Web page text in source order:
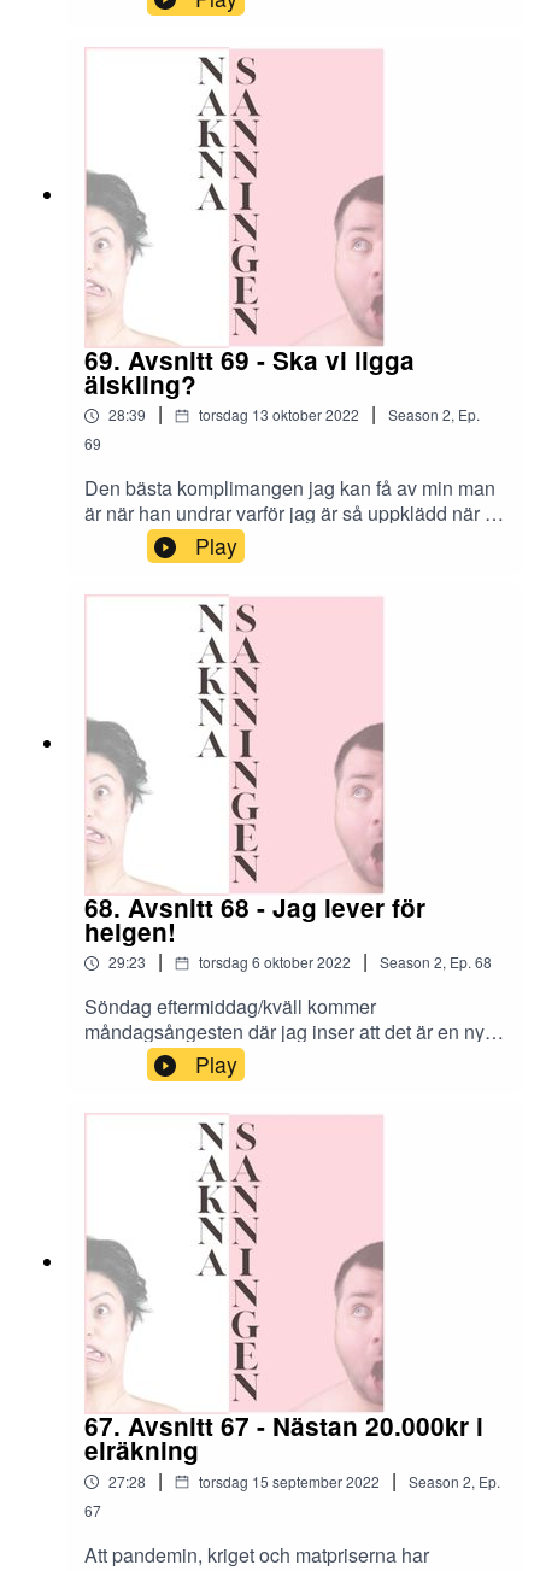
69. Avsnitt 69 - Ska vi ligga
älskling?
28:39 | torsdag 13 oktober 2022 | Season 2, Ep.
69
Den bästa komplimangen jag kan få av min man
är när han undrar varför jag är så uppklädd när vi
“bara” ska på fotbollsaktivteter. Jag vill visa upp
mig, få min man att se vilken kvinna jag är, känna
mig sexig och snygg, för honom och mig själv.
Sen skadar ju det inte att andra kanske tänker,
"lyckos honom som har henne vid sin sida."
Play
68. Avsnitt 68 - Jag lever för
helgen!
29:23 | torsdag 6 oktober 2022 | Season 2, Ep.68
Söndag eftermiddag/kväll kommer
måndagsångesten där jag inser att det är en ny
vecka men jobb. Samma gamla vanliga jobb. Jag
jobbar bara för att få lön, mat på bordet, tak över
huvudet och pengar för att leva på helgerna. Gör
inte du de också?
Play
67. Avsnitt 67 - Nästan 20.000kr i
elräkning
27:28 | torsdag 15 september 2022 | Season 2, Ep.
67
Att pandemin, kriget och matpriserna har